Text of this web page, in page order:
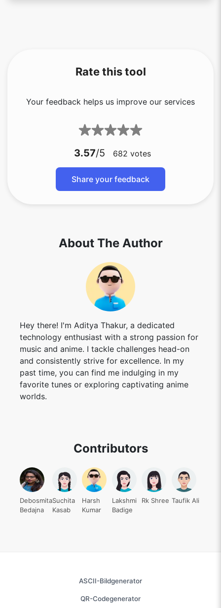
Rate this tool
Your feedback helps us improve our services
3.57/5 682 votes
Share your feedback
About The Author
Hey there! I'm Aditya Thakur, a dedicated
technology enthusiast with a strong passion for
music and anime. I tackle challenges head-on
and consistently strive for excellence. In my
past time, you can find me indulging in my
favorite tunes or exploring captivating anime
worlds.
Contributors
Debosmita
Bedajna
Suchita
Kasab
Harsh
Kumar
Lakshmi
Badige
Rk Shree Taufik Ali
ASCII-Bildgenerator
QR-Codegenerator